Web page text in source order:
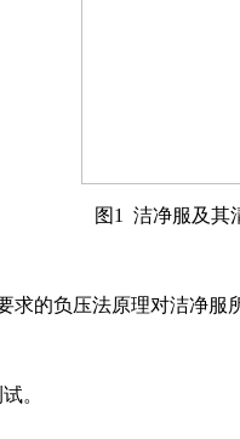
图1 洁净服及其
的负压法原理对洁净服
。